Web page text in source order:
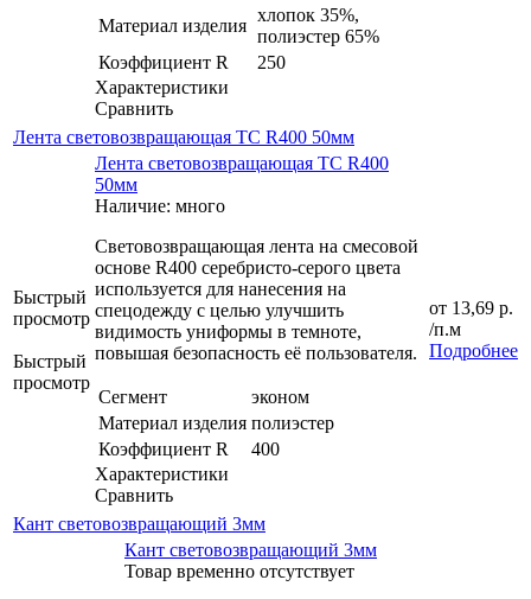
Материал изделия
хлопок 35%,
полиэстер 65%
Коэффициент R
250
Характеристики
Сравнить
Лента световозвращающая ТС R400 50мм
Быстрый
просмотр
Быстрый
просмотр
Лента световозвращающая ТС R400
50мм
Наличие: много
Световозвращающая лента на смесовой
основе R400 серебристо-серого цвета
используется для нанесения на
спецодежду с целью улучшить
видимость униформы в темноте,
повышая безопасность её пользователя.
Сегмент
эконом
Материал изделия полиэстер
Коэффициент R
400
Характеристики
Сравнить
от 13,69 р.
/п.м
Подробнее
Кант световозвращающий 3мм
Кант световозвращающий 3мм
Товар временно отсутствует